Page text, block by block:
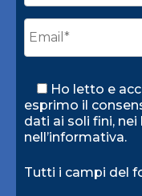
Ho letto e
esprimo il
dati ai soli fini,
nell’informativa.
Tutti i campi del